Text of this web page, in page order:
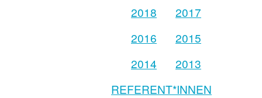
2018
2017
2016
2015
2014
2013
REFERENT*INNEN